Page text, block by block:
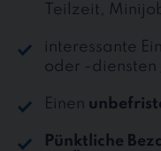
Teilzeit,
interessante
oder -diensten
Einen
Pünktliche